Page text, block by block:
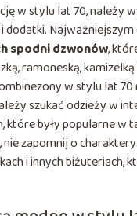
w stylu lat 70, należy
dodatki.
spodni dzwonów,
ramoneską,
w stylu lat
szukać odzieży w
które były popularne w
nie zapomnij o
i innych biżuteriach,